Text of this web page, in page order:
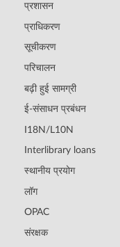
प्रशासन
प्राधिकरण
सूचीकरण
परिचालन
बढ़ी हुई सामग्री
ई-संसाधन प्रबंधन
I18N/L10N
Interlibrary loans
स्थानीय प्रयोग
लॉग
OPAC
संरक्षक